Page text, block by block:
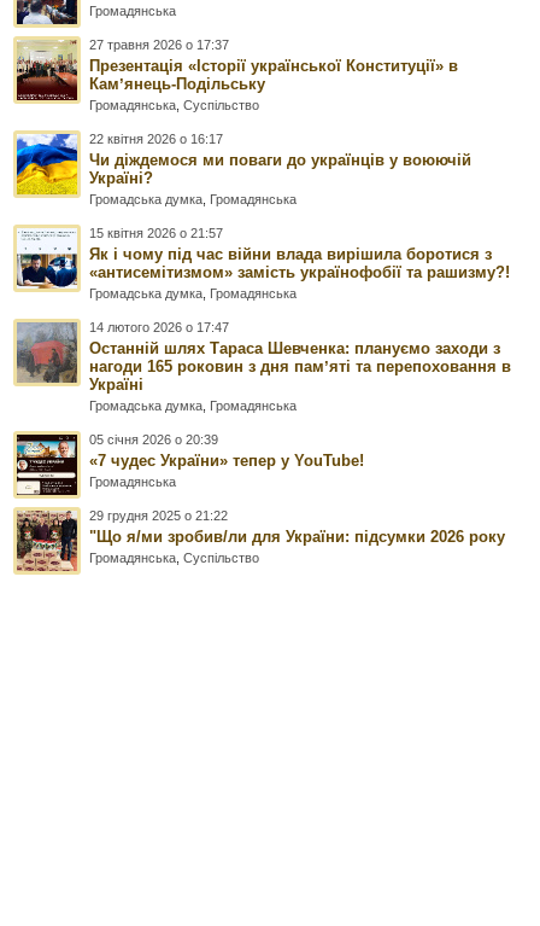
Громадянська
27 травня 2026 о 17:37
Презентація «Історії української Конституції» в
Камʼянець-Подільську
Громадянська ,Суспільство
22 квітня 2026 о 16:17
Чи діждемося ми поваги до українців у воюючій
Україні?
Громадська думка Громадянська
15 квітня 2026 о 21:57
Як і чому під час війни влада вирішила боротися з
«антисемітизмом» замість українофобії та рашизму?!
Громадська думка Громадянська
14 лютого 2026 о 17:47
Останній шлях Тараса Шевченка: плануємо заходи з
нагоди 165 роковин з дня памʼяті та перепоховання в
Україні
Громадська думка Громадянська
05 січня 2026 о 20:39
«7 чудес України» тепер у YouTube!
Громадянська
29 грудня 2025 о 21:22
"Що я/ми зробив/ли для України: підсумки 2026 року
Громадянська ,Суспільство